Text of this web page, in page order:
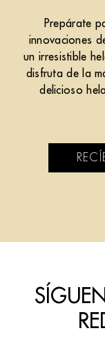
Prepárate
innovaciones
un irresistible
disfruta de la
delicioso